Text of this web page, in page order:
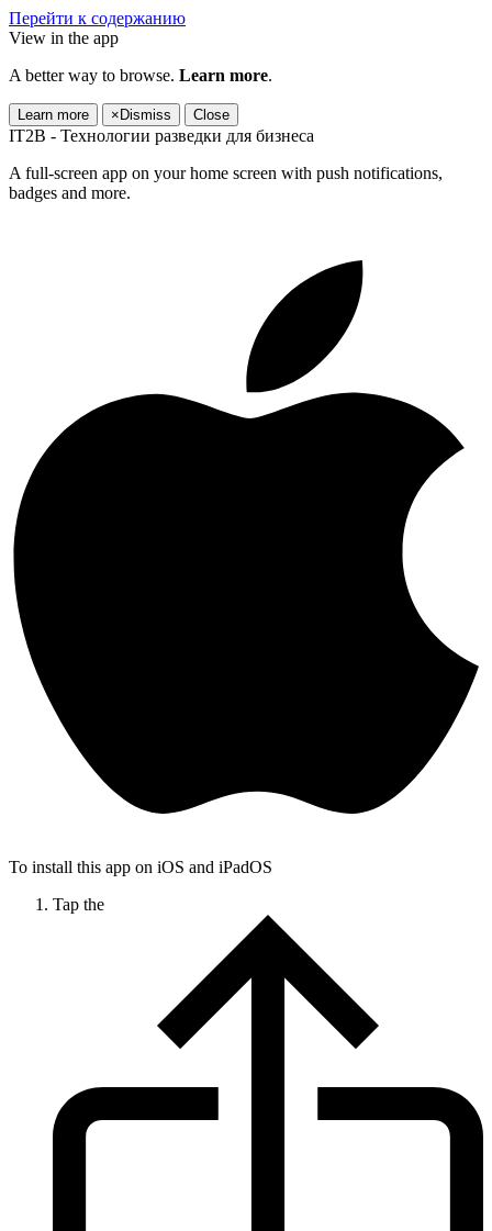
Перейти к содержанию
View in the app
A better way to browse. Learn more.
Learn more × Dismiss Close
IT2B - Технологии разведки для бизнеса
A full-screen app on your home screen with push notifications,
badges and more.
To install this app on iOS and iPadOS
Tap the